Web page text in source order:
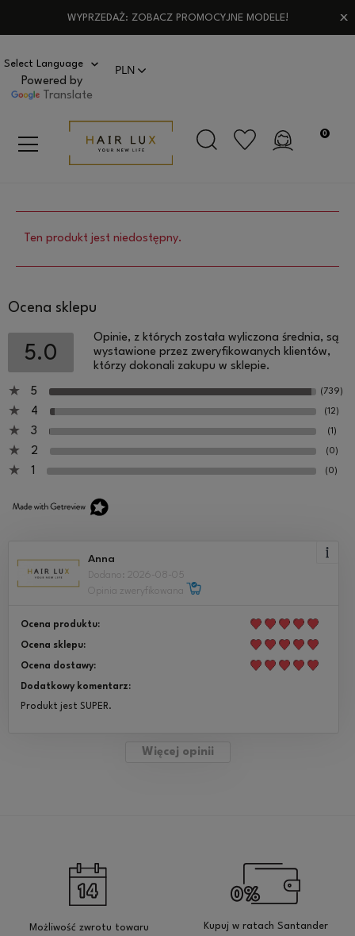
WYPRZEDAŻ: ZOBACZ PROMOCYJNE MODELE!
Powered by
Translate
Ten produkt jest niedostępny.
Ocena sklepu
5.0
Opinie, z których została wyliczona średnia, są
wystawione przez zweryfikowanych klientów,
którzy dokonali zakupu w sklepie.
5 (739)
4 (12)
3 (1)
2 (0)
1 (0)
Anna
Dodano: 2026-08-05
Opinia zweryfikowana
Ocena produktu:
Ocena sklepu:
Ocena dostawy:
Dodatkowy komentarz:
Produkt jest SUPER.
Więcej opinii
Możliwość zwrotu towaru Kupuj w ratach Santander